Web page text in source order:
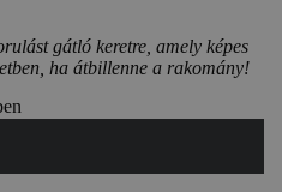
gátló keretre, amely képes
ha átbillenne a rakomány!